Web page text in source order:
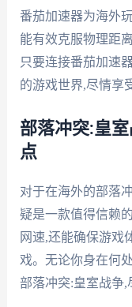
番茄加速器为海外
能有效克服物理距
只要连接番茄加速
的游戏世界,尽情享
部落冲突:皇
点
对于在海外的部落
疑是一款值得信赖
网速,还能确保游戏
戏。无论你身在何
部落冲突:皇室战争,